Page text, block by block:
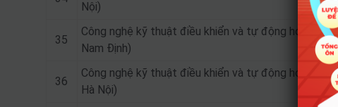
Nội)
35
Công nghệ kỹ thuật điều khiển và tự động hóa (CS
Nam Định)
36
Công nghệ kỹ thuật điều khiển và tự động hóa (CS
Hà Nội)